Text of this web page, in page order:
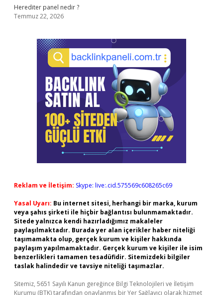
Herediter panel nedir ?
Temmuz 22, 2026
Reklam ve İletişim: Skype: live:.cid.575569c608265c69
Yasal Uyarı: Bu internet sitesi, herhangi bir marka, kurum
veya şahıs şirketi ile hiçbir bağlantısı bulunmamaktadır.
Sitede yalnızca kendi hazırladığımız makaleler
paylaşılmaktadır. Burada yer alan içerikler haber niteliği
taşımamakta olup, gerçek kurum ve kişiler hakkında
paylaşım yapılmamaktadır. Gerçek kurum ve kişiler ile isim
benzerlikleri tamamen tesadüfidir. Sitemizdeki bilgiler
taslak halindedir ve tavsiye niteliği taşımazlar.
Sitemiz, 5651 Sayılı Kanun gereğince Bilgi Teknolojileri ve İletişim
Kurumu (BTK) tarafından onaylanmış bir Yer Sağlayıcı olarak hizmet